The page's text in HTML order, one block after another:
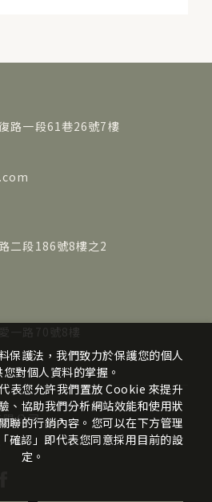
路一段61巷26號7樓
二段186號8樓之2
限公司
保護法，我們致力於保護您的個人
對個人資料的掌握。
表您允許我們置放 Cookie 來提升
、協助我們分析網站效能和使用狀
聯的行銷內容。您可以在下方管理
確認」即代表您同意採用目前的設
定。